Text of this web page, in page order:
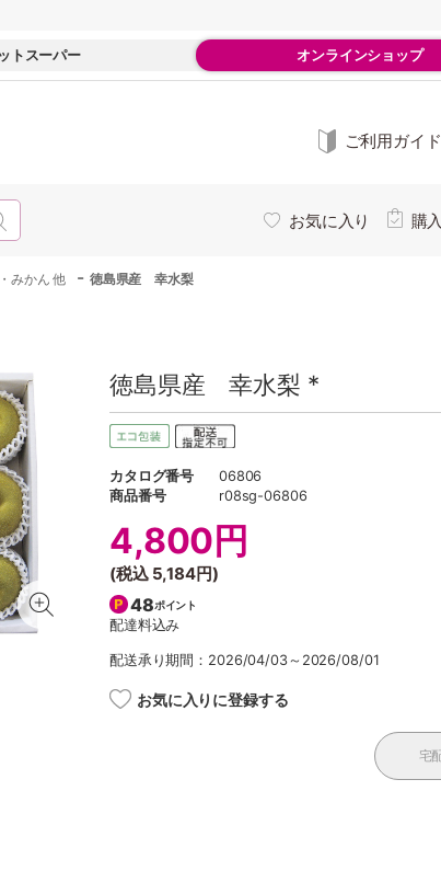
トスーパー オンラインショップ
ご利用ガイド
お気に入り 購
みかん 他 - 徳島県産 幸水梨
徳島県産 幸水梨 *
カタログ番号
06806
商品番号
r08sg-06806
4,800円
(税込 5,184円)
48ポイント
配達料込み
配送承り期間：2026/04/03～2026/08/01
お気に入りに登録する
宅